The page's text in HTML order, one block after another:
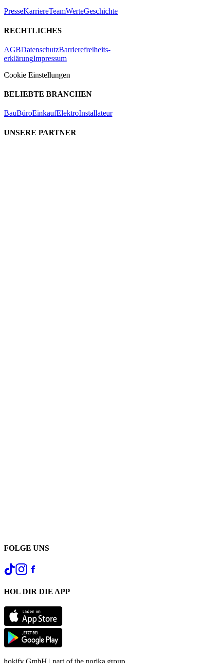
PresseKarriereTeamWerteGeschichte
RECHTLICHES
AGBDatenschutzBarrierefreiheits-
erklärungImpressum
Cookie Einstellungen
BELIEBTE BRANCHEN
BauBüroEinkaufElektroInstallateur
UNSERE PARTNER
FOLGE UNS
HOL DIR DIE APP